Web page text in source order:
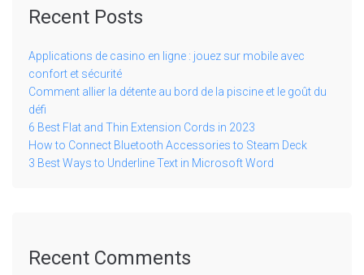
Recent Posts
Applications de casino en ligne : jouez sur mobile avec
confort et sécurité
Comment allier la détente au bord de la piscine et le goût du
défi
6 Best Flat and Thin Extension Cords in 2023
How to Connect Bluetooth Accessories to Steam Deck
3 Best Ways to Underline Text in Microsoft Word
Recent Comments